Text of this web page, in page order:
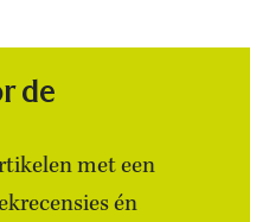
de
met een
én